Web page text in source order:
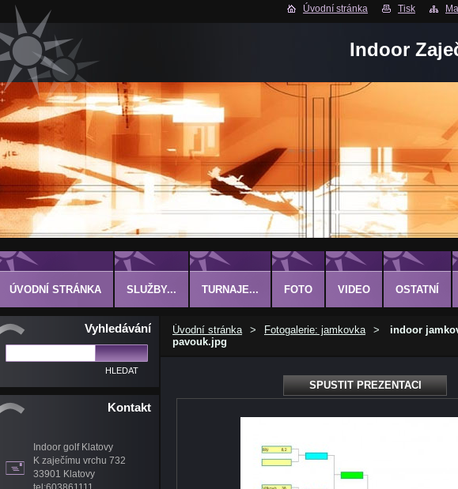
Úvodní stránka Tisk
Indoor
Vyhledávání
Kontakt
Indoor golf Klatovy
K zaječímu vrchu 732
33901 Klatovy
Úvodní stránka > Fotogalerie: jamkovka >
indoor
pavouk.jpg
SPUSTIT PREZENTACI
ÚVODNÍ STRÁNKA SLUŽBY... TURNAJE... FOTO VIDEO OSTATNÍ